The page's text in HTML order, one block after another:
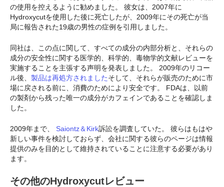
の使用を控えるように勧めました。 彼女は、2007年に
Hydroxycutを使用した後に死亡したが、2009年にその死亡が当
局に報告された19歳の男性の症例を引用しました。
同社は、この点に関して、すべての成分の内部分析と、それらの
成分の安全性に関する医学的、科学的、毒物学的文献レビューを
実施することを主張する声明を発表しました。 2009年のリコー
ル後、 製品は再処方されましたそして、それらが販売のために市
場に戻される前に、消費のためにより安全です。 FDAは、以前
の製剤から残った唯一の成分がカフェインであることを確認しま
した。
2009年まで、 Saiontz＆Kirk訴訟を調査していた。 彼らはもはや
新しい事件を検討しておらず、会社に関する彼らのページは情報
提供のみを目的として維持されていることに注意する必要があり
ます。
その他のHydroxycutレビュー